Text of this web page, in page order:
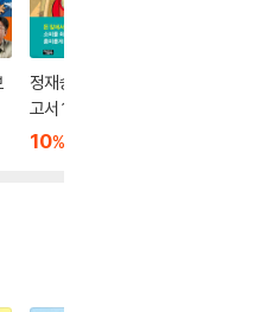
정재승의 인간 탐구 보
고서 14
10%